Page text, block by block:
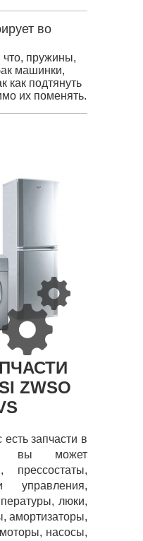
во
пружины,
машинки,
как подтянуть
их поменять.
ZWSO
запчасти в
вы может
прессостаты,
люки,
амортизаторы,
насосы,